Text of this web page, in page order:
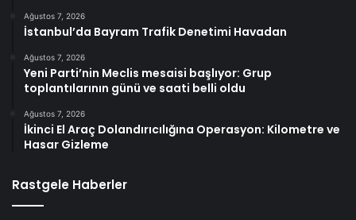
Ağustos 7, 2026
İstanbul’da Bayram Trafik Denetimi Havadan
Ağustos 7, 2026
Yeni Parti’nin Meclis mesaisi başlıyor: Grup
toplantılarının günü ve saati belli oldu
Ağustos 7, 2026
İkinci El Araç Dolandırıcılığına Operasyon: Kilometre ve
Hasar Gizleme
Rastgele Haberler